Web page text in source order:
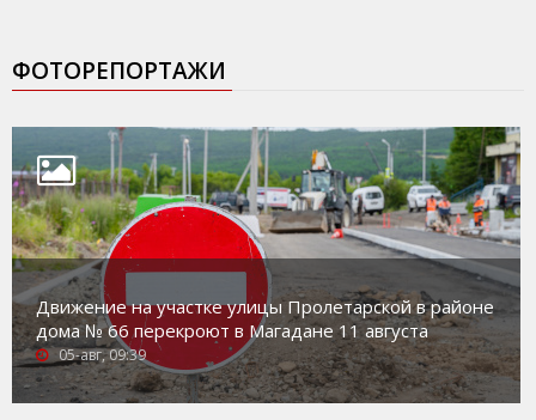
ФОТОРЕПОРТАЖИ
Движение на участке улицы Пролетарской в районе
дома № 66 перекроют в Магадане 11 августа
05-авг, 09:39